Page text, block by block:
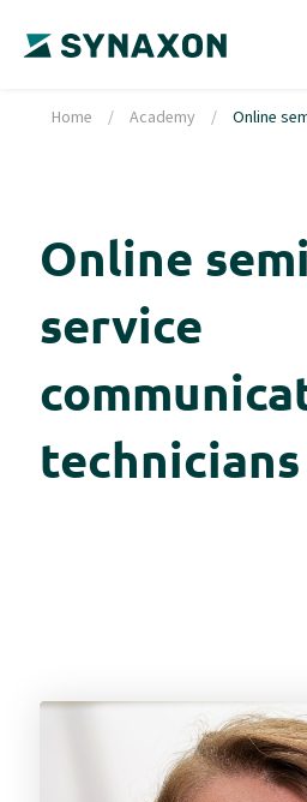
Home / Academy / Online
Online
service
technicians